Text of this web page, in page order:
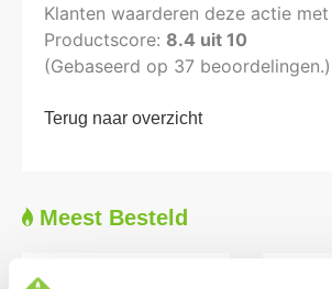
Klanten waarderen deze actie
Productscore: 8.4 uit 10
(Gebaseerd op 37 beoordelingen.)
Terug naar overzicht
Meest Besteld